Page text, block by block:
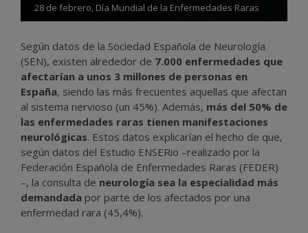
28 de febrero, Día Mundial de la Enfermedades Raras
Según datos de la Sociedad Española de Neurología
(SEN), existen alrededor de 7.000 enfermedades que
afectarían a unos 3 millones de personas en
España, siendo las más frecuentes aquellas que afectan
al sistema nervioso (un 45%). Además, más del 50% de
las enfermedades raras tienen manifestaciones
neurológicas. Estos datos explicarían el hecho de que,
según datos del Estudio ENSERio –realizado por la
Federación Española de Enfermedades Raras (FEDER)
–, la consulta de neurología sea la especialidad más
demandada por parte de los afectados por una
enfermedad rara (45,4%).